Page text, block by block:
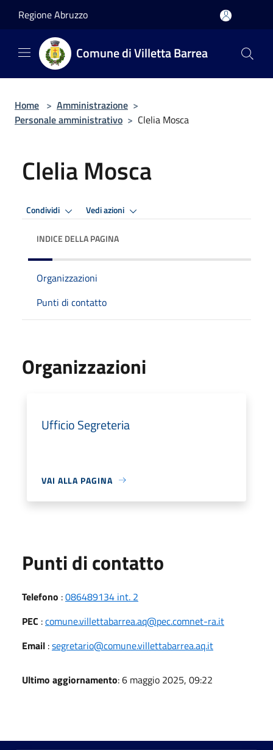
Regione Abruzzo
Comune di Villetta Barrea
Home > Amministrazione >
Personale amministrativo > Clelia Mosca
Clelia Mosca
Condividi Vedi azioni
INDICE DELLA PAGINA
Organizzazioni
Punti di contatto
Organizzazioni
Ufficio Segreteria
VAI ALLA PAGINA
Punti di contatto
Telefono :086489134 int. 2
PEC :comune.villettabarrea.aq@pec.comnet-ra.it
Email :segretario@comune.villettabarrea.aq.it
Ultimo aggiornamento: 6 maggio 2025, 09:22